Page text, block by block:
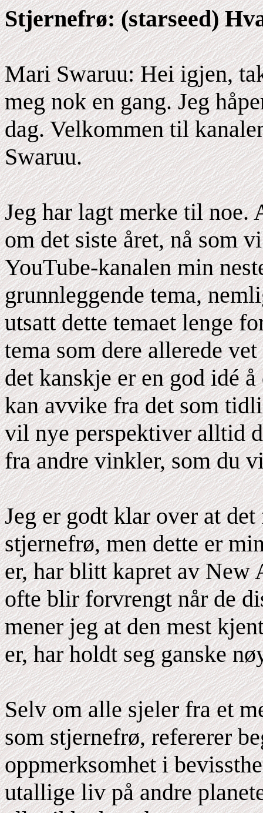
Stjernefrø: (starseed)
Mari Swaruu: Hei igjen,
meg nok en gang. Jeg
dag. Velkommen til
Swaruu.
Jeg har lagt merke til noe.
om det siste året, nå som
YouTube-kanalen min
grunnleggende tema,
utsatt dette temaet lenge
tema som dere allerede
det kanskje er en god idé
kan avvike fra det som
vil nye perspektiver alltid
fra andre vinkler, som du
Jeg er godt klar over at
stjernefrø, men dette er
er, har blitt kapret av New
ofte blir forvrengt når de
mener jeg at den mest
er, har holdt seg ganske
Selv om alle sjeler fra et
som stjernefrø, refererer
oppmerksomhet i
utallige liv på andre